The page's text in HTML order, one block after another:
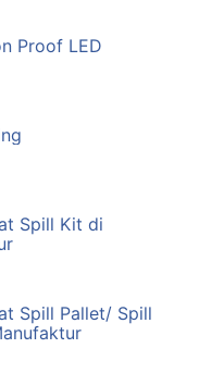
Proof LED
Spill Kit di
Spill Pallet/ Spill